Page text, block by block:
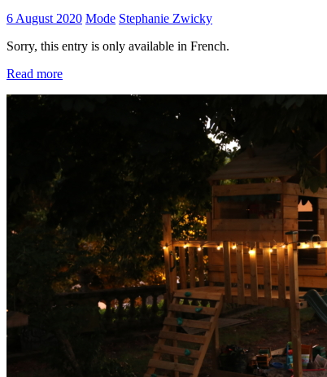
6 August 2020 Mode Stephanie Zwicky
Sorry, this entry is only available in French.
Read more